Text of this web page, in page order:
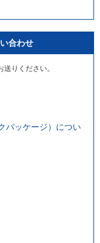
合わせ
りください。
パッケージ）につい